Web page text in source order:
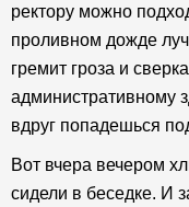
ректору можно
проливном дожде
гремит гроза и
административному
вдруг попадешься
Вот вчера вечером
сидели в беседке. И